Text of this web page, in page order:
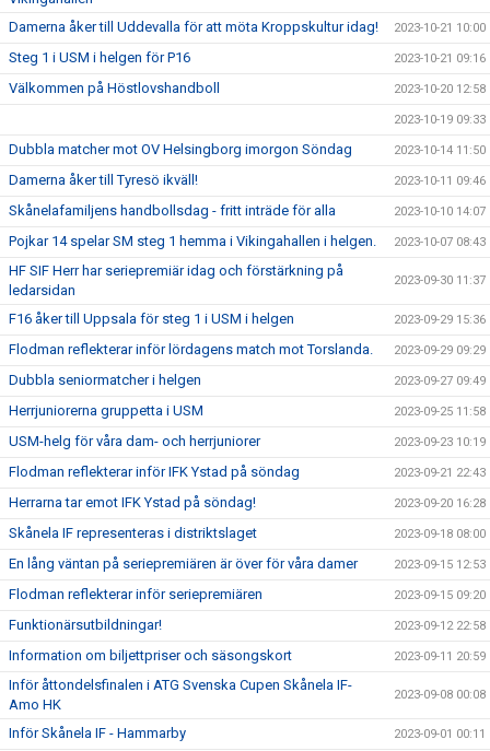
Damerna åker till Uddevalla för att möta Kroppskultur idag! 2023-10-21 10:00
Steg 1 i USM i helgen för P16 2023-10-21 09:16
Välkommen på Höstlovshandboll 2023-10-20 12:58
2023-10-19 09:33
Dubbla matcher mot OV Helsingborg imorgon Söndag 2023-10-14 11:50
Damerna åker till Tyresö ikväll! 2023-10-11 09:46
Skånelafamiljens handbollsdag - fritt inträde för alla 2023-10-10 14:07
Pojkar 14 spelar SM steg 1 hemma i Vikingahallen i helgen. 2023-10-07 08:43
HF SIF Herr har seriepremiär idag och förstärkning på
ledarsidan
2023-09-30 11:37
F16 åker till Uppsala för steg 1 i USM i helgen 2023-09-29 15:36
Flodman reflekterar inför lördagens match mot Torslanda. 2023-09-29 09:29
Dubbla seniormatcher i helgen 2023-09-27 09:49
Herrjuniorerna gruppetta i USM 2023-09-25 11:58
USM-helg för våra dam- och herrjuniorer 2023-09-23 10:19
Flodman reflekterar inför IFK Ystad på söndag 2023-09-21 22:43
Herrarna tar emot IFK Ystad på söndag! 2023-09-20 16:28
Skånela IF representeras i distriktslaget 2023-09-18 08:00
En lång väntan på seriepremiären är över för våra damer 2023-09-15 12:53
Flodman reflekterar inför seriepremiären 2023-09-15 09:20
Funktionärsutbildningar! 2023-09-12 22:58
Information om biljettpriser och säsongskort 2023-09-11 20:59
Inför åttondelsfinalen i ATG Svenska Cupen Skånela IF-
Amo HK
2023-09-08 00:08
Inför Skånela IF - Hammarby 2023-09-01 00:11